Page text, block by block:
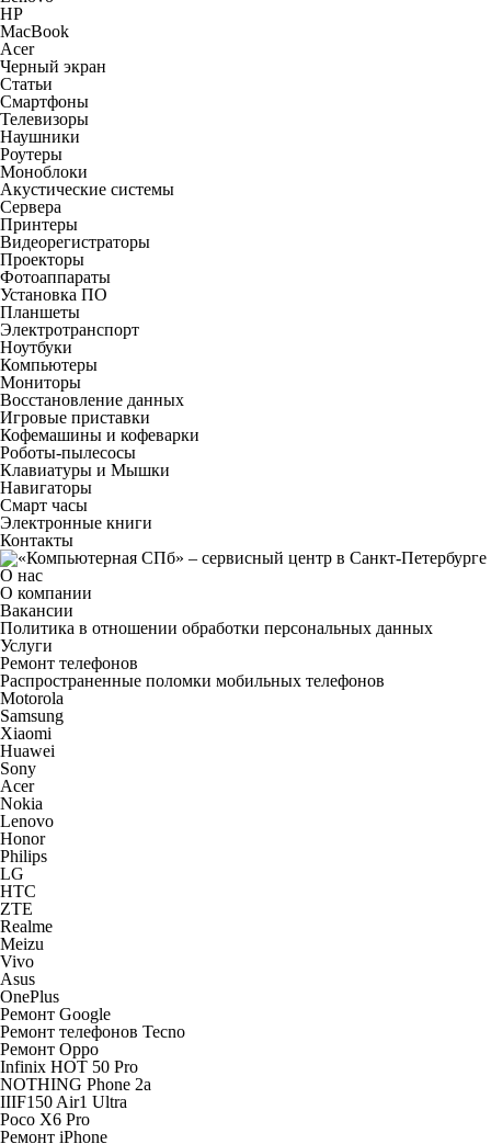
HP
MacBook
Acer
Черный экран
Статьи
Смартфоны
Телевизоры
Наушники
Роутеры
Моноблоки
Акустические системы
Сервера
Принтеры
Видеорегистраторы
Проекторы
Фотоаппараты
Установка ПО
Планшеты
Электротранспорт
Ноутбуки
Компьютеры
Мониторы
Восстановление данных
Игровые приставки
Кофемашины и кофеварки
Роботы-пылесосы
Клавиатуры и Мышки
Навигаторы
Смарт часы
Электронные книги
Контакты
О нас
О компании
Вакансии
Политика в отношении обработки персональных данных
Услуги
Ремонт телефонов
Распространенные поломки мобильных телефонов
Motorola
Samsung
Xiaomi
Huawei
Sony
Acer
Nokia
Lenovo
Honor
Philips
LG
HTC
ZTE
Realme
Meizu
Vivo
Asus
OnePlus
Ремонт Google
Ремонт телефонов Tecno
Ремонт Oppo
Infinix HOT 50 Pro
NOTHING Phone 2a
IIIF150 Air1 Ultra
Poco X6 Pro
Ремонт iPhone